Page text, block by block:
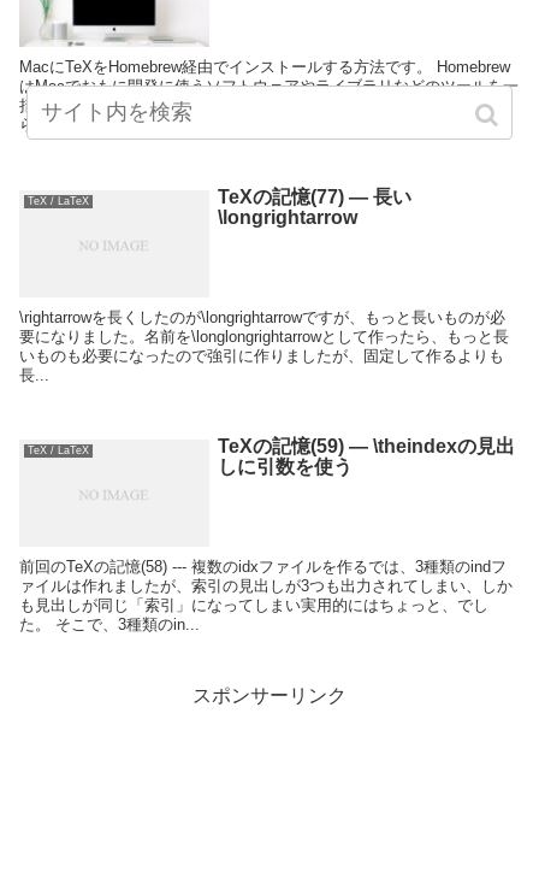
MacにTeXをHomebrew経由でインストールする方法です。 Homebrew
はMacでおもに開発に使うソフトウェアやライブラリなどのツールを一
括管理するためのシステムです。 Homebrew経由のインストールな
ら、バージョ...
TeX / LaTeX
TeXの記憶(77) — 長い
\longrightarrow
\rightarrowを長くしたのが\longrightarrowですが、もっと長いものが必
要になりました。名前を\longlongrightarrowとして作ったら、もっと長
いものも必要になったので強引に作りましたが、固定して作るよりも
長...
TeX / LaTeX
TeXの記憶(59) — \theindexの見出
しに引数を使う
前回のTeXの記憶(58) --- 複数のidxファイルを作るでは、3種類のindフ
ァイルは作れましたが、索引の見出しが3つも出力されてしまい、しか
も見出しが同じ「索引」になってしまい実用的にはちょっと、でし
た。 そこで、3種類のin...
スポンサーリンク